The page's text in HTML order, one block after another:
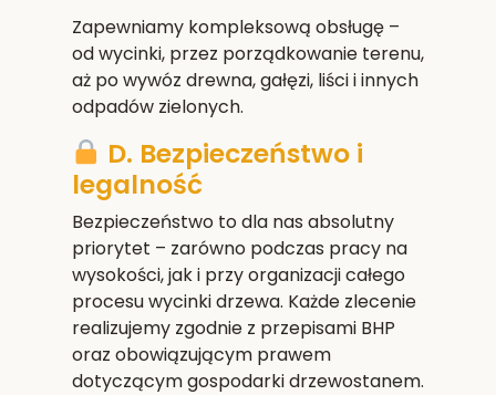
Zapewniamy kompleksową obsługę –
od wycinki, przez porządkowanie terenu,
aż po wywóz drewna, gałęzi, liści i innych
odpadów zielonych.
D. Bezpieczeństwo i
legalność
Bezpieczeństwo to dla nas absolutny
priorytet – zarówno podczas pracy na
wysokości, jak i przy organizacji całego
procesu wycinki drzewa. Każde zlecenie
realizujemy zgodnie z przepisami BHP
oraz obowiązującym prawem
dotyczącym gospodarki drzewostanem.